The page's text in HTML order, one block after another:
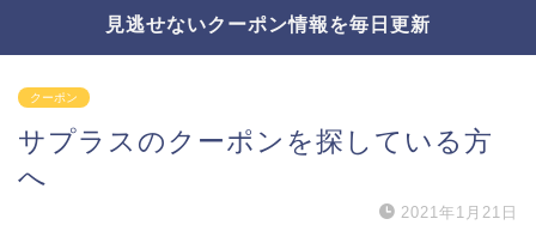
見逃せないクーポン情報を毎日更新
クーポン
サプラスのクーポンを探している方
へ
2021年1月21日